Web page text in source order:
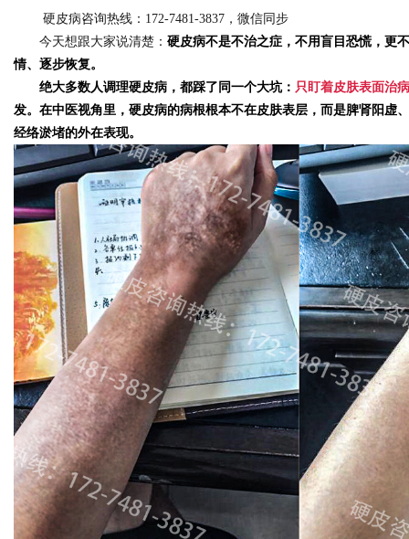
Bo
ar
d
硬皮病咨询热线：172-7481-3837，微信同步
今天想跟大家说清楚： 硬皮病不是不治之症，不用盲目恐慌，更
情、逐步恢复。
绝大多数人调理硬皮病，都踩了同一个大坑： 只盯着皮肤表面治病
发。在中医视角里，硬皮病的病根根本不在皮肤表层，而是脾肾阳虚
经络淤堵的外在表现。